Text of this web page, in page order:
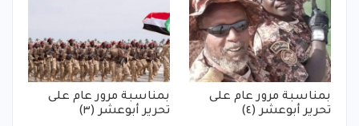
بمناسبة مرور عام على
تحرير أبوعشر (٤)
بمناسبة مرور عام على
تحرير أبوعشر (٣)